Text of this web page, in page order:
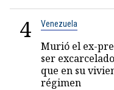
4 Venezuela
Murió el ex-
ser
que en su
régimen